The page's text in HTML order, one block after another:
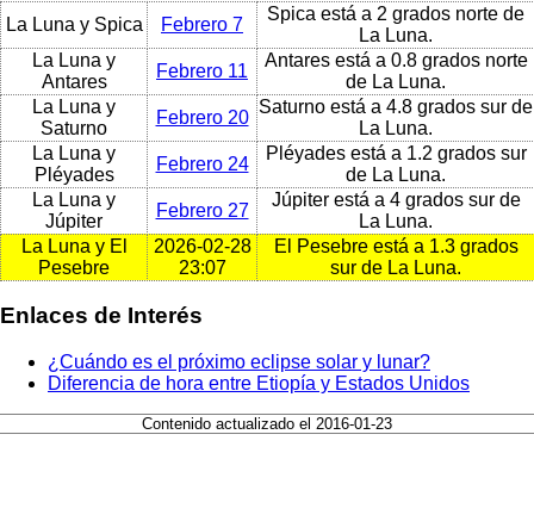
La Luna y Spica
Febrero 7
Spica está a 2 grados norte de
La Luna.
La Luna y
Antares
Febrero 11
Antares está a 0.8 grados norte
de La Luna.
La Luna y
Saturno
Febrero 20
Saturno está a 4.8 grados sur de
La Luna.
La Luna y
Pléyades
Febrero 24
Pléyades está a 1.2 grados sur
de La Luna.
La Luna y
Júpiter
Febrero 27
Júpiter está a 4 grados sur de
La Luna.
La Luna y El
Pesebre
2026-02-28
23:07
El Pesebre está a 1.3 grados
sur de La Luna.
Enlaces de Interés
¿Cuándo es el próximo eclipse solar y lunar?
Diferencia de hora entre Etiopía y Estados Unidos
Contenido actualizado el 2016-01-23